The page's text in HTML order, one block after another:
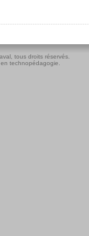
, tous droits réservés.
technopédagogie